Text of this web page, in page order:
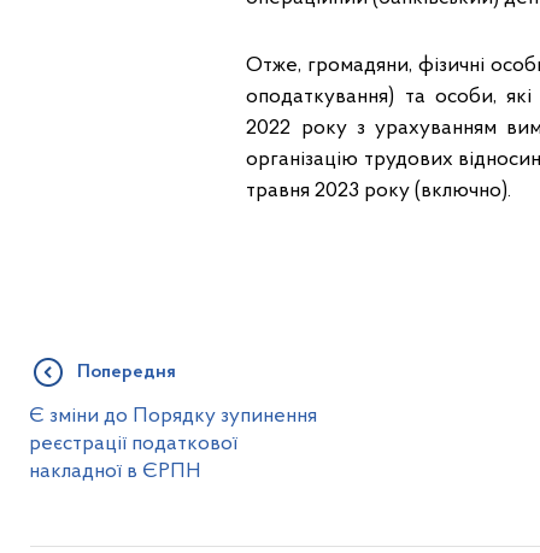
Отже, громадяни, фізичні
оподаткування) та особи, які
2022 року з урахуванням
організацію трудових
травня 2023 року (включно).
Попередня
Є зміни до Порядку зупинення
реєстрації податкової
накладної в ЄРПН